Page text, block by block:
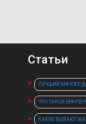
Статьи
ЛУЧШИЙ БРАУЗЕР
ЧТО ТАКОЕ
КАКИЕ БЫВАЮТ